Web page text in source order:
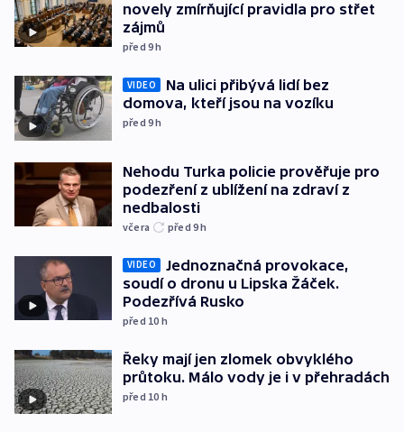
novely zmírňující pravidla pro střet
zájmů
před 9h
VIDEO
Na ulici přibývá lidí bez
domova, kteří jsou na vozíku
před 9h
Nehodu Turka policie prověřuje pro
podezření z ublížení na zdraví z
nedbalosti
včera před 9h
VIDEO
Jednoznačná provokace,
soudí o dronu u Lipska Žáček.
Podezřívá Rusko
před 10 h
Řeky mají jen zlomek obvyklého
průtoku. Málo vody je i v přehradách
před 10 h